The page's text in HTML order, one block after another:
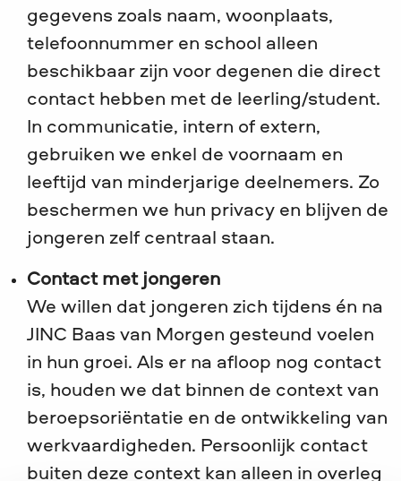
gegevens zoals naam, woonplaats,
telefoonnummer en school alleen
beschikbaar zijn voor degenen die direct
contact hebben met de leerling/student.
In communicatie, intern of extern,
gebruiken we enkel de voornaam en
leeftijd van minderjarige deelnemers. Zo
beschermen we hun privacy en blijven de
jongeren zelf centraal staan.
Contact met jongeren
We willen dat jongeren zich tijdens én na
JINC Baas van Morgen gesteund voelen
in hun groei. Als er na afloop nog contact
is, houden we dat binnen de context van
beroepsoriëntatie en de ontwikkeling van
werkvaardigheden. Persoonlijk contact
buiten deze context kan alleen in overleg